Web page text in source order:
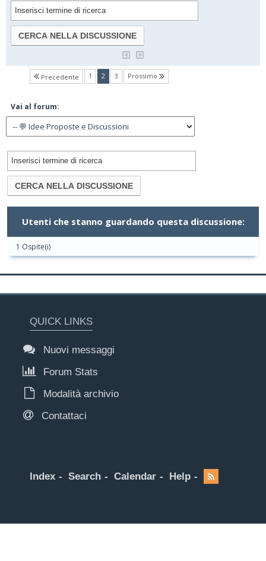
Precedente 1 2(current)
3 Prossimo
Vai al forum:
Utenti che stanno guardando questa discussione:
1 Ospite(i)
QUICK LINKS
Nuovi messaggi
Forum Stats
Modalità archivio
Contattaci
Index Search Calendar Help